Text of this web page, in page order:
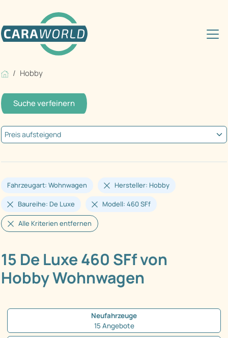
Hobby
Suche verfeinern
Fahrzeugart: Wohnwagen Hersteller: Hobby
Baureihe: De Luxe Modell: 460 SFf
Alle Kriterien entfernen
15 De Luxe 460 SFf von
Hobby Wohnwagen
Neufahrzeuge
15 Angebote